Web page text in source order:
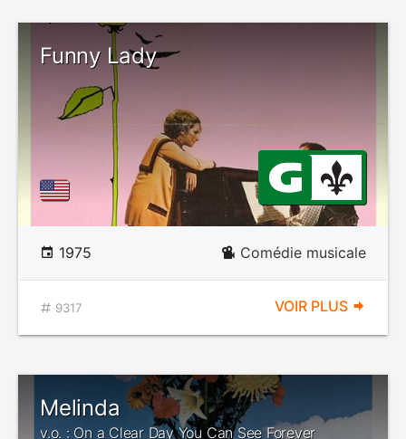
Funny Lady
1975 Comédie musicale
9317 VOIR PLUS
Melinda
v.o. : On a Clear Day You Can See Forever